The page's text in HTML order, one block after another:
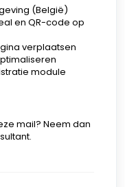
(België)
en QR-code op
verplaatsen
module
mail? Neem dan